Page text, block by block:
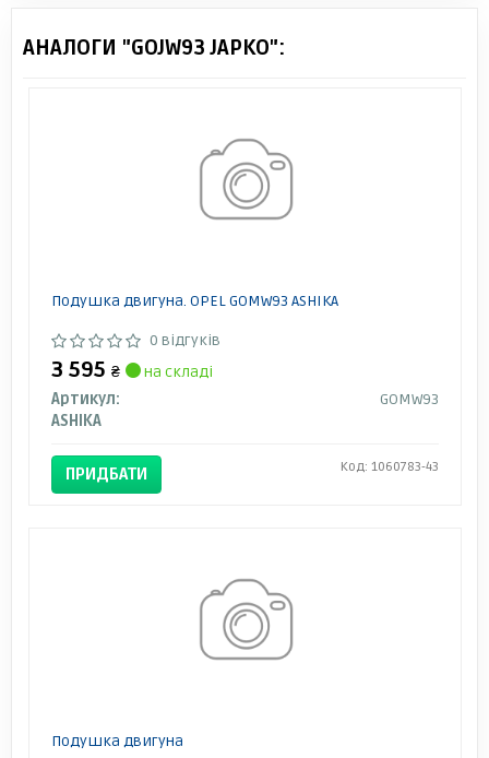
АНАЛОГИ "GOJW93 JAPKO":
Подушка двигуна. OPEL GOMW93 ASHIKA
0 відгуків
3 595 ₴
на складі
Артикул:
GOMW93
ASHIKA
ПРИДБАТИ Код: 1060783-43
Подушка двигуна